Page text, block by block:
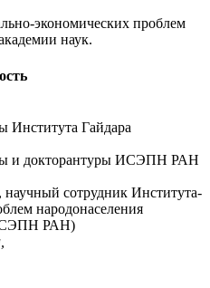
экономических проблем
наук.
Института Гайдара
и докторантуры ИСЭПН РАН
сотрудник Института-
народонаселения
РАН)